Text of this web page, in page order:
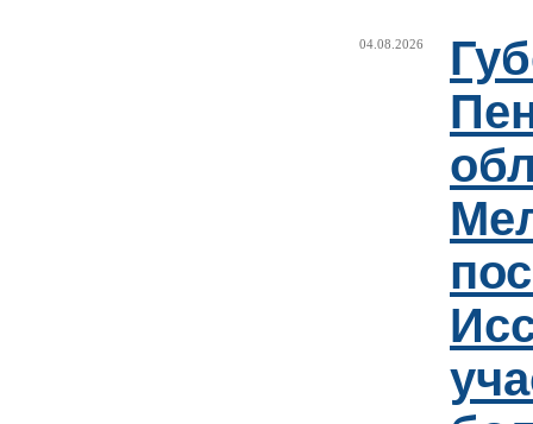
04.08.2026